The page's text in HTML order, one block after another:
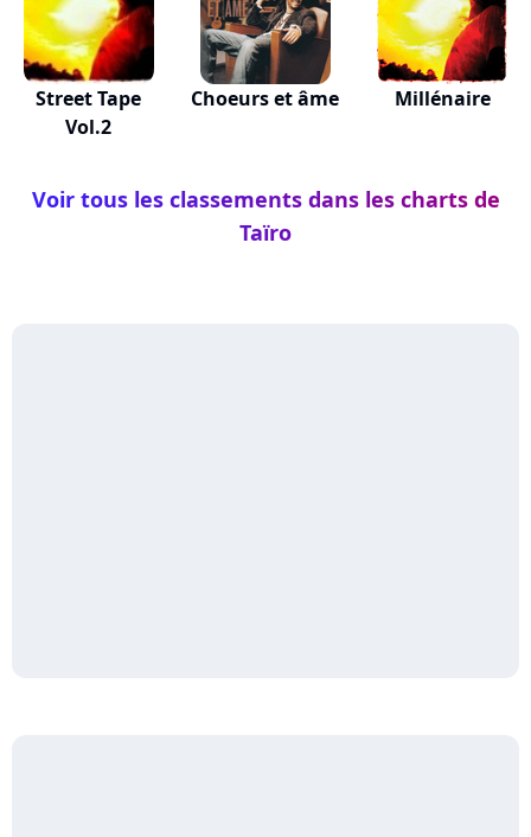
Street Tape
Vol.2
Choeurs et âme Millénaire
Voir tous les classements dans les charts de
Taïro